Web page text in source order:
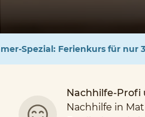
Spezial: Ferienkurs für nur
Nachhilfe-Profi
Nachhilfe in